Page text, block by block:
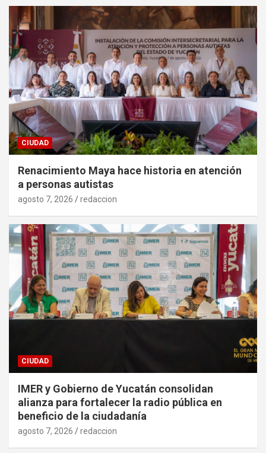
CIUDAD
Renacimiento Maya hace historia en atención
a personas autistas
agosto 7, 2026 redaccion
CIUDAD
IMER y Gobierno de Yucatán consolidan
alianza para fortalecer la radio pública en
beneficio de la ciudadanía
agosto 7, 2026 redaccion